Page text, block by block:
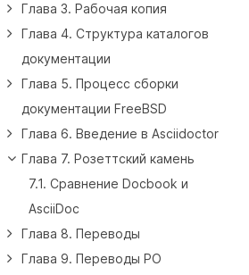
Глава 3. Рабочая копия
Глава 4. Структура каталогов
документации
Глава 5. Процесс сборки
документации FreeBSD
Глава 6. Введение в Asciidoctor
Глава 7. Розеттский камень
7.1. Сравнение Docbook и
AsciiDoc
Глава 8. Переводы
Глава 9. Переводы PO